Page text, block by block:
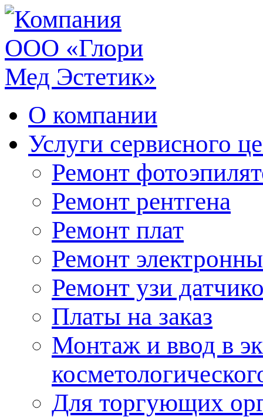
О компании
Услуги сервисного
Ремонт
Ремонт рентгена
Ремонт плат
Ремонт
Ремонт узи
Платы на заказ
Монтаж и ввод в
Для торгующих